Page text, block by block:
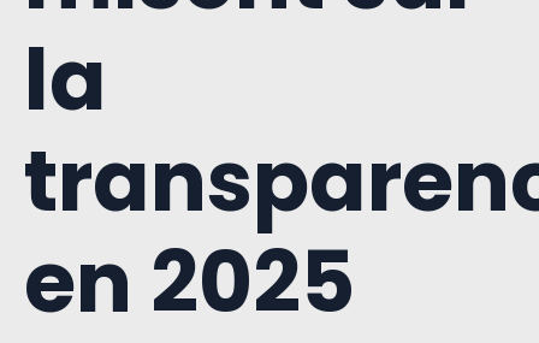
la
en 2025